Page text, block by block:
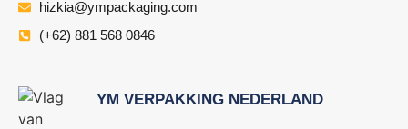
hizkia@ympackaging.com
(+62) 881 568 0846
YM VERPAKKING NEDERLAND